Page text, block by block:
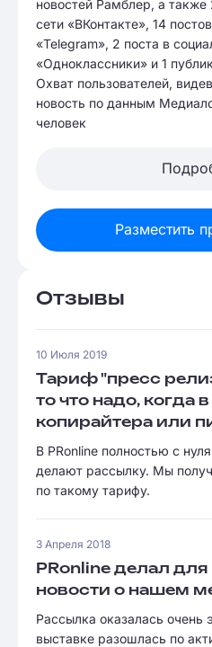
новостей Рамблер, а также
сети «ВКонтакте», 14
«Telegram», 2 поста в
«Одноклассники» и 1
Охват пользователей,
новость по данным
человек
Разместить
Отзывы
10 Июля 2019
Тариф "пресс
то что надо, когда
копирайтера или
В PRonline полностью с
делают рассылку. Мы
по такому тарифу.
3 Апреля 2018
PRonline делал
новости о нашем
Рассылка оказалась очень
выставке разошлась по